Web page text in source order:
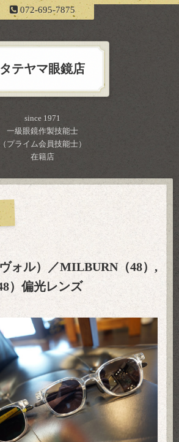
072-695-7875
タテヤマ眼鏡店
since 1971
一級眼鏡作製技能士
（プライム会員技能士）
在籍店
ォル）／MILBURN（48）,
）偏光レンズ